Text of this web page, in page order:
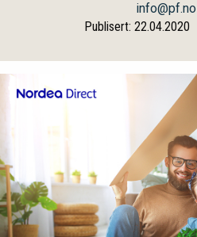
info@pf.no
Publisert: 22.04.2020